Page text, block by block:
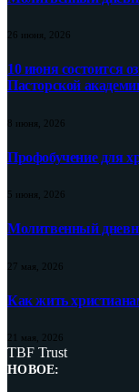
26 июня, 2026
10 июня состоится
Пасторской
8 июня, 2026
Профобучение для
5 июня, 2026
Молитвенный
27 мая, 2026
Как жить
21 мая, 2026
TBF Trust
НОВОЕ: